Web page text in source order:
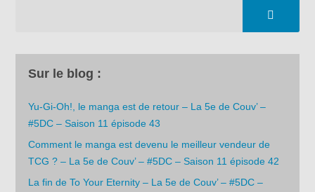
Sur le blog :
Yu-Gi-Oh!, le manga est de retour – La 5e de Couv’ –
#5DC – Saison 11 épisode 43
Comment le manga est devenu le meilleur vendeur de
TCG ? – La 5e de Couv’ – #5DC – Saison 11 épisode 42
La fin de To Your Eternity – La 5e de Couv’ – #5DC –